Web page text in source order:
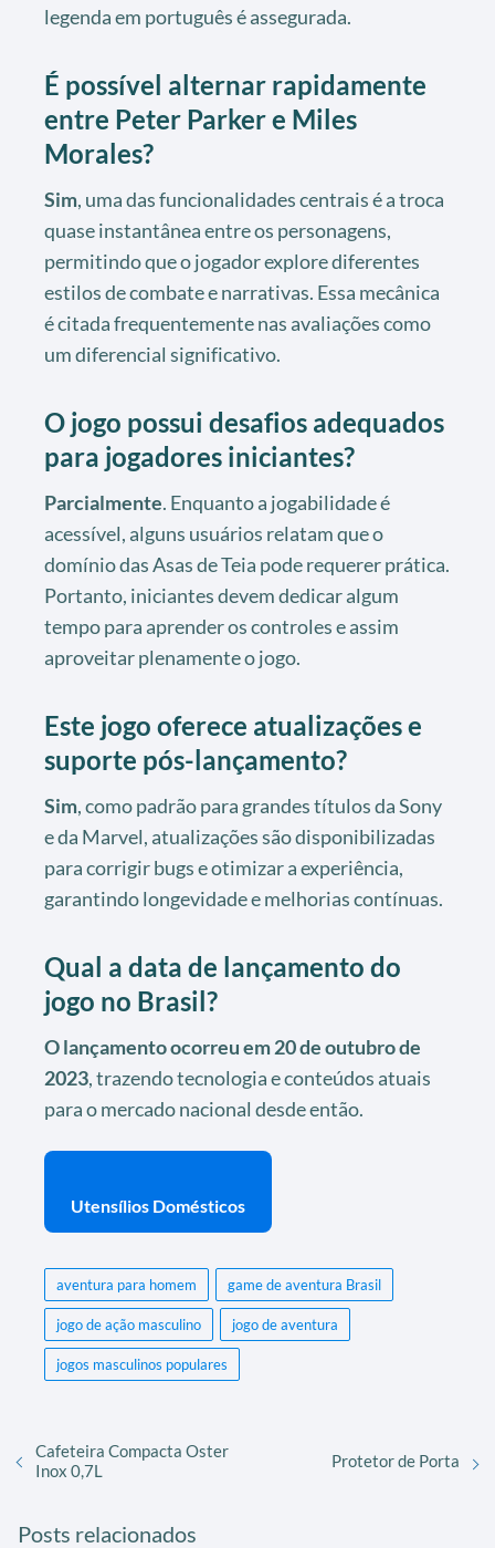
legenda em português é assegurada.
É possível alternar rapidamente
entre Peter Parker e Miles
Morales?
Sim, uma das funcionalidades centrais é a troca
quase instantânea entre os personagens,
permitindo que o jogador explore diferentes
estilos de combate e narrativas. Essa mecânica
é citada frequentemente nas avaliações como
um diferencial significativo.
O jogo possui desafios adequados
para jogadores iniciantes?
Parcialmente. Enquanto a jogabilidade é
acessível, alguns usuários relatam que o
domínio das Asas de Teia pode requerer prática.
Portanto, iniciantes devem dedicar algum
tempo para aprender os controles e assim
aproveitar plenamente o jogo.
Este jogo oferece atualizações e
suporte pós-lançamento?
Sim, como padrão para grandes títulos da Sony
e da Marvel, atualizações são disponibilizadas
para corrigir bugs e otimizar a experiência,
garantindo longevidade e melhorias contínuas.
Qual a data de lançamento do
jogo no Brasil?
O lançamento ocorreu em 20 de outubro de
2023, trazendo tecnologia e conteúdos atuais
para o mercado nacional desde então.
Utensílios Domésticos
aventura para homem game de aventura Brasil
jogo de ação masculino jogo de aventura
jogos masculinos populares
Cafeteira Compacta Oster
Inox 0,7L
Protetor de Porta
Posts relacionados